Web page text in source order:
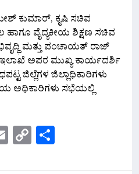
ಕುಮಾರ್, ಕೃಷಿ ಸಚಿವ
ಹಾಗೂ ವೈದ್ಯಕೀಯ ಶಿಕ್ಷಣ ಸಚಿವ
ಮತ್ತು ಪಂಚಾಯತ್ ರಾಜ್
ಇಲಾಖೆ ಅಪರ ಮುಖ್ಯ ಕಾರ್ಯದರ್ಶಿ
ಜಿಲ್ಲೆಗಳ ಜಿಲ್ಲಾಧಿಕಾರಿಗಳು
ಅಧಿಕಾರಿಗಳು ಸಭೆಯಲ್ಲಿ
Email
Copy
Link